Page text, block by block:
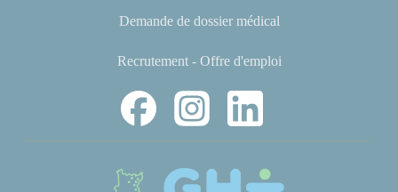
Demande de dossier médical
Recrutement - Offre d'emploi